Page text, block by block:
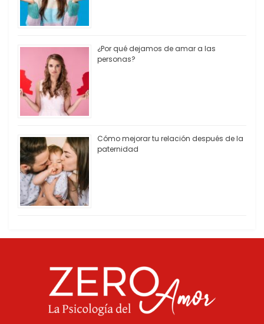
¿Por qué dejamos de amar a las
personas?
Cómo mejorar tu relación después de la
paternidad